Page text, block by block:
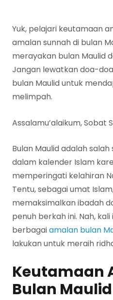
Yuk, pelajari keutamaan
amalan sunnah di bulan
merayakan bulan Maulid
Jangan lewatkan doa-
bulan Maulid untuk
melimpah.
Assalamu’alaikum, Sobat
Bulan Maulid adalah
dalam kalender Islam
memperingati kelahiran
Tentu, sebagai umat
memaksimalkan ibadah
penuh berkah ini. Nah,
berbagaiamalan bulan
lakukan untuk meraih
Keutamaan
Bulan Maulid